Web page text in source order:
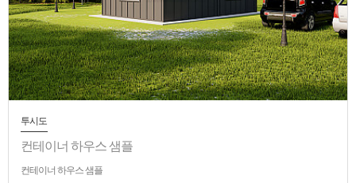
투시도
컨테이너 하우스 샘플
컨테이너 하우스 샘플